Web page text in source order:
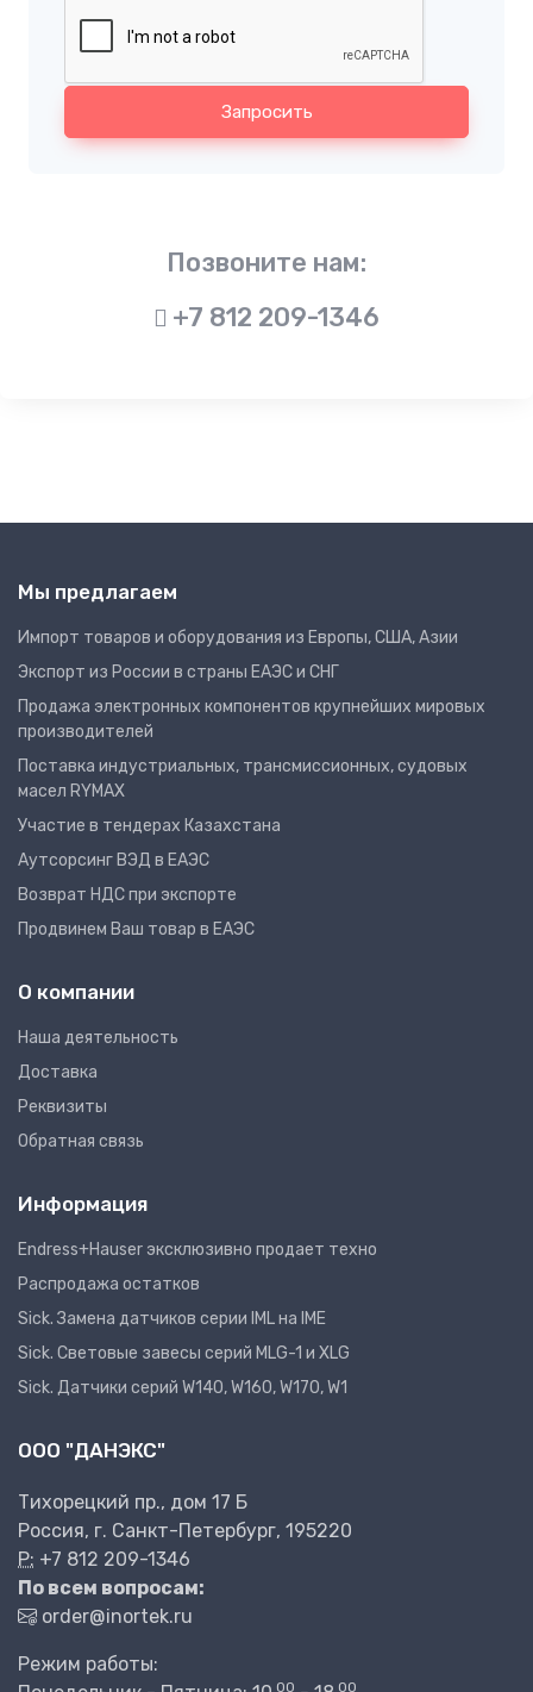
Запросить
Позвоните нам:
+7 812 209-1346
Мы предлагаем
Импорт товаров и оборудования из Европы, США, Азии
Экспорт из России в страны ЕАЭС и СНГ
Продажа электронных компонентов крупнейших мировых
производителей
Поставка индустриальных, трансмиссионных, судовых
масел RYMAX
Участие в тендерах Казахстана
Аутсорсинг ВЭД в ЕАЭС
Возврат НДС при экспорте
Продвинем Ваш товар в ЕАЭС
О компании
Наша деятельность
Доставка
Реквизиты
Обратная связь
Информация
Endress+Hauser эксклюзивно продает техно
Распродажа остатков
Sick. Замена датчиков серии IML на IME
Sick. Световые завесы серий MLG-1 и XLG
Sick. Датчики серий W140, W160, W170, W1
ООО "ДАНЭКС"
Тихорецкий пр., дом 17 Б
Россия, г. Санкт-Петербург, 195220
P: +7 812 209-1346
По всем вопросам:
order@inortek.ru
Режим работы:
00 00